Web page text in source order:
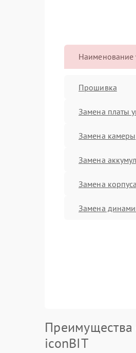
Наименование
Прошивка
Замена платы
Замена камеры
Замена
Замена корпуса
Замена
Преимущества
iconBIT